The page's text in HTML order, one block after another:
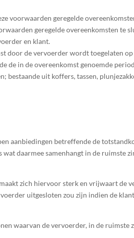
voorwaarden geregelde
geregelde overeenkomsten te
en klant.
door de vervoerder wordt toegelaten op
de in de overeenkomst genoemde
bestaande uit koffers, tassen,
aanbiedingen betreffende de
daarmee samenhangt in de ruimste
zich hiervoor sterk en vrijwaart de
uitgesloten zou zijn indien de
waarvan de vervoerder, in de